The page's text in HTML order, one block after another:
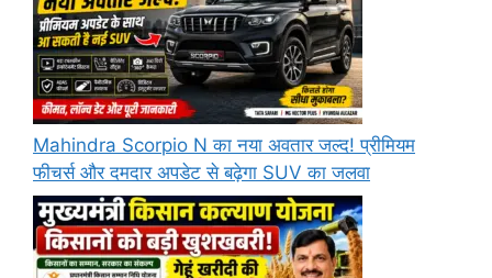
Mahindra Scorpio N का नया अवतार जल्द! प्रीमियम
फीचर्स और दमदार अपडेट से बढ़ेगा SUV का जलवा